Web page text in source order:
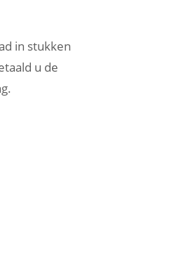
in stukken
u de